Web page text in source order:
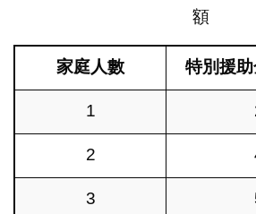
額
家庭人數 特別援
1
2
3